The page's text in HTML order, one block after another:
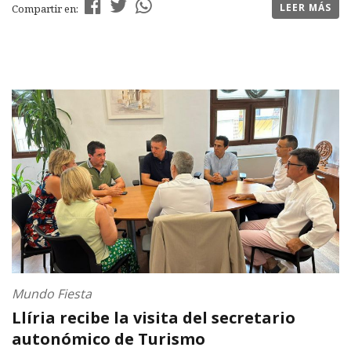
Compartir en: LEER MÁS
Mundo Fiesta
Llíria recibe la visita del secretario
autonómico de Turismo